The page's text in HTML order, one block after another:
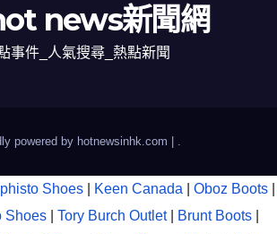
news新聞網
事件_人氣搜尋_熱點新聞
powered by hotnewsinhk.com .
Shoes Keen Canada Oboz Boots
Shoes Tory Burch Outlet Brunt Boots